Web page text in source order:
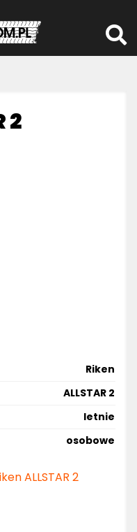
2
Riken
ALLSTAR 2
letnie
osobowe
ALLSTAR 2